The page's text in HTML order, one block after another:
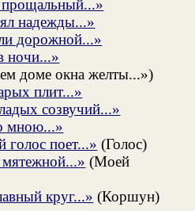
прощальный...»
надежды...»
дорожной...»
ночи...»
доме окна желты...»)
плит...»
созвучий...»
мною...»
голос поет...» (Голос)
(Моей
круг...» (Коршун)